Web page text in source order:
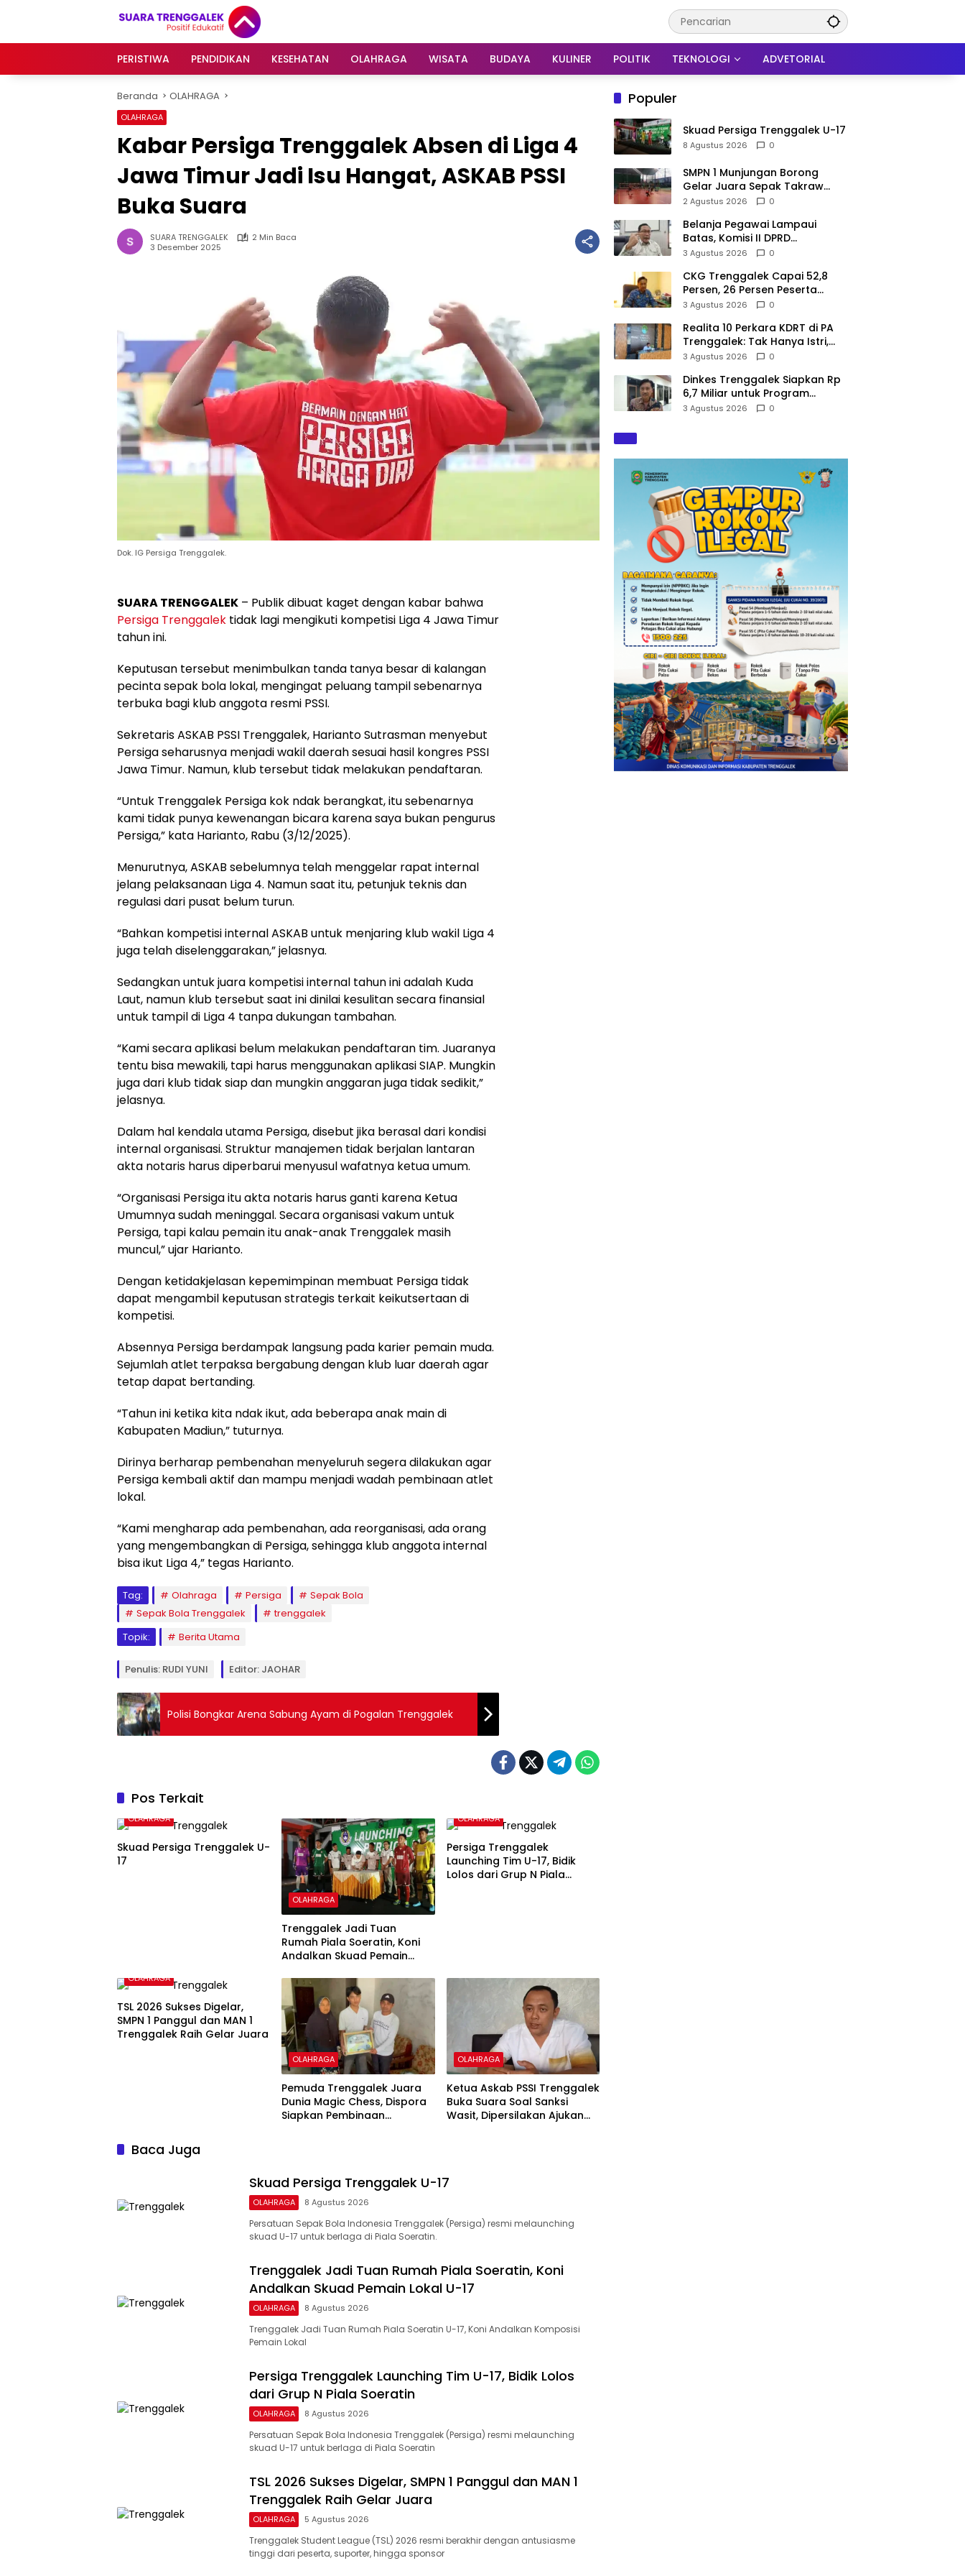
PERISTIWA
PENDIDIKAN KESEHATAN OLAHRAGA WISATA BUDAYA KULINER POLITIK TEKNOLOGI ADVETORIAL
Beranda OLAHRAGA
OLAHRAGA
Kabar Persiga Trenggalek Absen di Liga 4
Jawa Timur Jadi Isu Hangat, ASKAB PSSI
Buka Suara
SUARA TRENGGALEK
2 Min Baca
3 Desember 2025
Dok. IG Persiga Trenggalek.
SUARA TRENGGALEK – Publik dibuat kaget dengan kabar bahwa
Persiga Trenggalek tidak lagi mengikuti kompetisi Liga 4 Jawa Timur
tahun ini.
Keputusan tersebut menimbulkan tanda tanya besar di kalangan
pecinta sepak bola lokal, mengingat peluang tampil sebenarnya
terbuka bagi klub anggota resmi PSSI.
Sekretaris ASKAB PSSI Trenggalek, Harianto Sutrasman menyebut
Persiga seharusnya menjadi wakil daerah sesuai hasil kongres PSSI
Jawa Timur. Namun, klub tersebut tidak melakukan pendaftaran.
“Untuk Trenggalek Persiga kok ndak berangkat, itu sebenarnya
kami tidak punya kewenangan bicara karena saya bukan pengurus
Persiga,” kata Harianto, Rabu (3/12/2025).
Menurutnya, ASKAB sebelumnya telah menggelar rapat internal
jelang pelaksanaan Liga 4. Namun saat itu, petunjuk teknis dan
regulasi dari pusat belum turun.
“Bahkan kompetisi internal ASKAB untuk menjaring klub wakil Liga 4
juga telah diselenggarakan,” jelasnya.
Sedangkan untuk juara kompetisi internal tahun ini adalah Kuda
Laut, namun klub tersebut saat ini dinilai kesulitan secara finansial
untuk tampil di Liga 4 tanpa dukungan tambahan.
“Kami secara aplikasi belum melakukan pendaftaran tim. Juaranya
tentu bisa mewakili, tapi harus menggunakan aplikasi SIAP. Mungkin
juga dari klub tidak siap dan mungkin anggaran juga tidak sedikit,”
jelasnya.
Dalam hal kendala utama Persiga, disebut jika berasal dari kondisi
internal organisasi. Struktur manajemen tidak berjalan lantaran
akta notaris harus diperbarui menyusul wafatnya ketua umum.
“Organisasi Persiga itu akta notaris harus ganti karena Ketua
Umumnya sudah meninggal. Secara organisasi vakum untuk
Persiga, tapi kalau pemain itu anak-anak Trenggalek masih
muncul,” ujar Harianto.
Dengan ketidakjelasan kepemimpinan membuat Persiga tidak
dapat mengambil keputusan strategis terkait keikutsertaan di
kompetisi.
Absennya Persiga berdampak langsung pada karier pemain muda.
Sejumlah atlet terpaksa bergabung dengan klub luar daerah agar
tetap dapat bertanding.
“Tahun ini ketika kita ndak ikut, ada beberapa anak main di
Kabupaten Madiun,” tuturnya.
Dirinya berharap pembenahan menyeluruh segera dilakukan agar
Persiga kembali aktif dan mampu menjadi wadah pembinaan atlet
lokal.
“Kami mengharap ada pembenahan, ada reorganisasi, ada orang
yang mengembangkan di Persiga, sehingga klub anggota internal
bisa ikut Liga 4,” tegas Harianto.
Tag: Olahraga Persiga
Sepak Bola
Sepak Bola Trenggalek
trenggalek
Topik:
Berita Utama
Penulis: RUDI YUNI Editor: JAOHAR
Polisi Bongkar Arena Sabung Ayam di Pogalan Trenggalek
Pos Terkait
OLAHRAGA
Skuad Persiga Trenggalek U-
17
OLAHRAGA
Trenggalek Jadi Tuan
Rumah Piala Soeratin, Koni
Andalkan Skuad Pemain
OLAHRAGA
Persiga Trenggalek
Launching Tim U-17, Bidik
Lolos dari Grup N Piala
OLAHRAGA
TSL 2026 Sukses Digelar,
SMPN 1 Panggul dan MAN 1
Trenggalek Raih Gelar Juara
OLAHRAGA
Pemuda Trenggalek Juara
Dunia Magic Chess, Dispora
Siapkan Pembinaan
OLAHRAGA
Ketua Askab PSSI Trenggalek
Buka Suara Soal Sanksi
Wasit, Dipersilakan Ajukan
Baca Juga
Skuad Persiga Trenggalek U-17
OLAHRAGA 8 Agustus 2026
Persatuan Sepak Bola Indonesia Trenggalek (Persiga) resmi melaunching
skuad U-17 untuk berlaga di Piala Soeratin.
Trenggalek Jadi Tuan Rumah Piala Soeratin, Koni
Andalkan Skuad Pemain Lokal U-17
OLAHRAGA 8 Agustus 2026
Trenggalek Jadi Tuan Rumah Piala Soeratin U-17, Koni Andalkan Komposisi
Pemain Lokal
Persiga Trenggalek Launching Tim U-17, Bidik Lolos
dari Grup N Piala Soeratin
OLAHRAGA 8 Agustus 2026
Persatuan Sepak Bola Indonesia Trenggalek (Persiga) resmi melaunching
skuad U-17 untuk berlaga di Piala Soeratin
TSL 2026 Sukses Digelar, SMPN 1 Panggul dan MAN 1
Trenggalek Raih Gelar Juara
OLAHRAGA 5 Agustus 2026
Trenggalek Student League (TSL) 2026 resmi berakhir dengan antusiasme
tinggi dari peserta, suporter, hingga sponsor
Populer
Skuad Persiga Trenggalek U-17
8 Agustus 2026 0
SMPN 1 Munjungan Borong
Gelar Juara Sepak Takraw
PHBN Trenggalek 2026, Jadi
2 Agustus 2026 0
Belanja Pegawai Lampaui
Batas, Komisi II DPRD
Trenggalek Nilai Pemda Salah
3 Agustus 2026 0
CKG Trenggalek Capai 52,8
Persen, 26 Persen Peserta
Berpotensi Alami Masalah
3 Agustus 2026 0
Realita 10 Perkara KDRT di PA
Trenggalek: Tak Hanya Istri,
Suami Juga Jadi Korban
3 Agustus 2026 0
Dinkes Trenggalek Siapkan Rp
6,7 Miliar untuk Program
Kesehatan Masyarakat di 2027
3 Agustus 2026 0